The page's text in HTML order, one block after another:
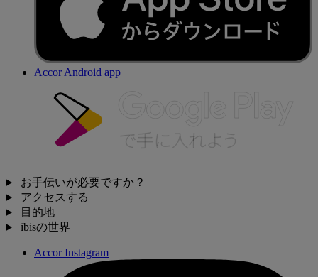
Accor Android app
お手伝いが必要ですか？
アクセスする
目的地
ibisの世界
Accor Instagram